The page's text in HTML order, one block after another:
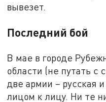
вывезет.
Последний бой
В мае в городе
области (не путать с
две армии – русская
лицом к лицу. Ни те